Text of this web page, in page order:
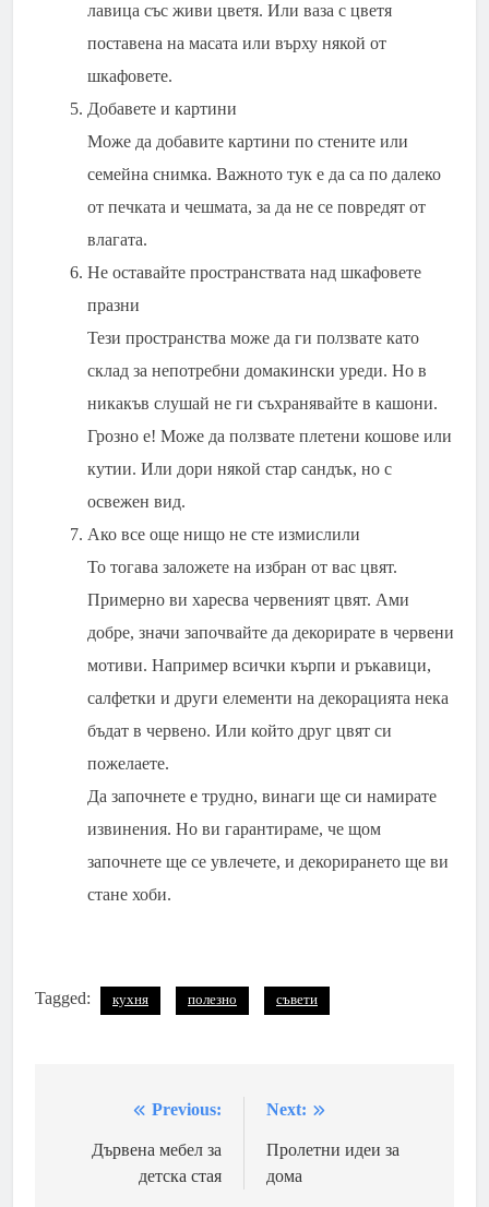
лавица със живи цветя. Или ваза с цветя
поставена на масата или върху някой от
шкафовете.
Добавете и картини
Може да добавите картини по стените или
семейна снимка. Важното тук е да са по далеко
от печката и чешмата, за да не се повредят от
влагата.
Не оставайте пространствата над шкафовете
празни
Тези пространства може да ги ползвате като
склад за непотребни домакински уреди. Но в
никакъв слушай не ги съхранявайте в кашони.
Грозно е! Може да ползвате плетени кошове или
кутии. Или дори някой стар сандък, но с
освежен вид.
Ако все още нищо не сте измислили
То тогава заложете на избран от вас цвят.
Примерно ви харесва червеният цвят. Ами
добре, значи започвайте да декорирате в червени
мотиви. Например всички кърпи и ръкавици,
салфетки и други елементи на декорацията нека
бъдат в червено. Или който друг цвят си
пожелаете.
Да започнете е трудно, винаги ще си намирате
извинения. Но ви гарантираме, че щом
започнете ще се увлечете, и декорирането ще ви
стане хоби.
Tagged: кухня полезно съвети
Навигация
Previous:
Дървена мебел за
детска стая
Next:
Пролетни идеи за
дома